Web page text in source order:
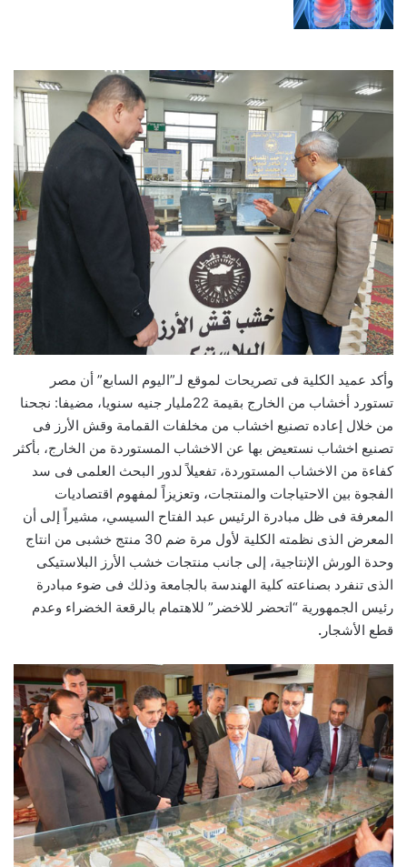
وأكد عميد الكلية فى تصريحات لموقع لـ”اليوم السابع” أن مصر
تستورد أخشاب من الخارج بقيمة 22مليار جنيه سنويا، مضيفا: نجحنا
من خلال إعاده تصنيع اخشاب من مخلفات القمامة وقش الأرز فى
تصنيع اخشاب نستعيض بها عن الاخشاب المستوردة من الخارج، بأكثر
كفاءة من الاخشاب المستوردة، تفعيلاً لدور البحث العلمى فى سد
الفجوة بين الاحتياجات والمنتجات، وتعزيزاً لمفهوم اقتصاديات
المعرفة فى ظل مبادرة الرئيس عبد الفتاح السيسي، مشيراً إلى أن
المعرض الذى نظمته الكلية لأول مرة ضم 30 منتج خشبى من انتاج
وحدة الورش الإنتاجية، إلى جانب منتجات خشب الأرز البلاستيكى
الذى تنفرد بصناعته كلية الهندسة بالجامعة وذلك فى ضوء مبادرة
رئيس الجمهورية “اتحضر للاخضر” للاهتمام بالرقعة الخضراء وعدم
قطع الأشجار .